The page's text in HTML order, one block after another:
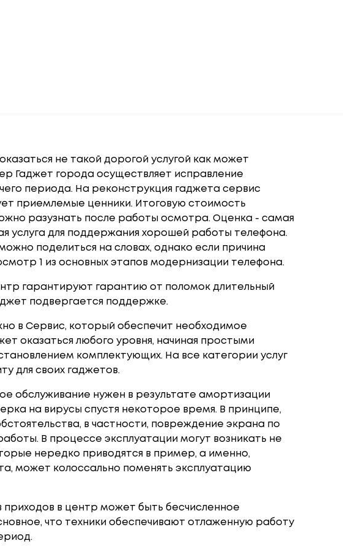
не такой дорогой услугой как может
Гаджет города осуществляет исправление
периода. На реконструкция гаджета сервис
приемлемые ценники. Итоговую стоимость
разузнать после работы осмотра. Оценка - самая
услуга для поддержания хорошей работы телефона.
поделиться на словах, однако если причина
1 из основных этапов модернизации телефона.
гарантируют гарантию от поломок длительный
подвергается поддержке.
в Сервис, который обеспечит необходимое
оказаться любого уровня, начиная простыми
комплектующих. На все категории услуг
для своих гаджетов.
обслуживание нужен в результате амортизации
на вирусы спустя некоторое время. В принципе,
в частности, повреждение экрана по
В процессе эксплуатации могут возникать не
нередко приводятся в пример, а именно,
может колоссально поменять эксплуатацию
приходов в центр может быть бесчисленное
что техники обеспечивают отлаженную работу